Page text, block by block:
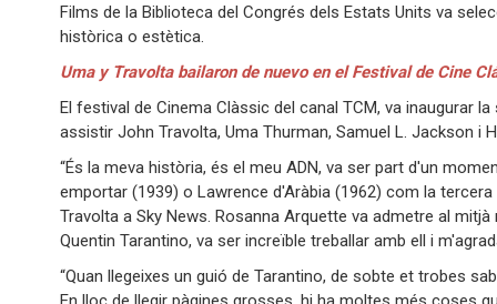
Films de la Biblioteca del Congrés dels Estats Units va
històrica o estètica.
Uma y Travolta bailaron de nuevo en el Festival de Cine
El festival de Cinema Clàssic del canal TCM, va inaugurar
assistir John Travolta, Uma Thurman, Samuel L. Jackson i
“És la meva història, és el meu ADN, va ser part d'un
emportar (1939) o Lawrence d'Aràbia (1962) com la
Travolta a Sky News. Rosanna Arquette va admetre al
Quentin Tarantino, va ser increïble treballar amb ell i
“Quan llegeixes un guió de Tarantino, de sobte et trobes